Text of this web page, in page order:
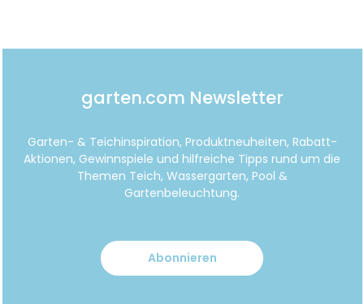
garten.com Newsletter
Garten- & Teichinspiration, Produktneuheiten, Rabatt-
Aktionen, Gewinnspiele und hilfreiche Tipps rund um die
Themen Teich, Wassergarten, Pool &
Gartenbeleuchtung.
Abonnieren